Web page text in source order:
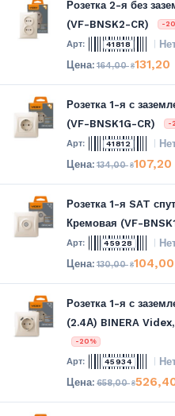
Розетка 2-я без
(VF-BNSK2-CR)
-
41818
164,00₴131,20
Розетка 1-я с
(VF-BNSK1G-CR)
-
41812
134,00₴107,20
Розетка 1-я SAT
Кремовая (VF-
45928
130,00₴104,00
Розетка 1-я с
(2.4А) BINERA
-20%
45934
658,00₴